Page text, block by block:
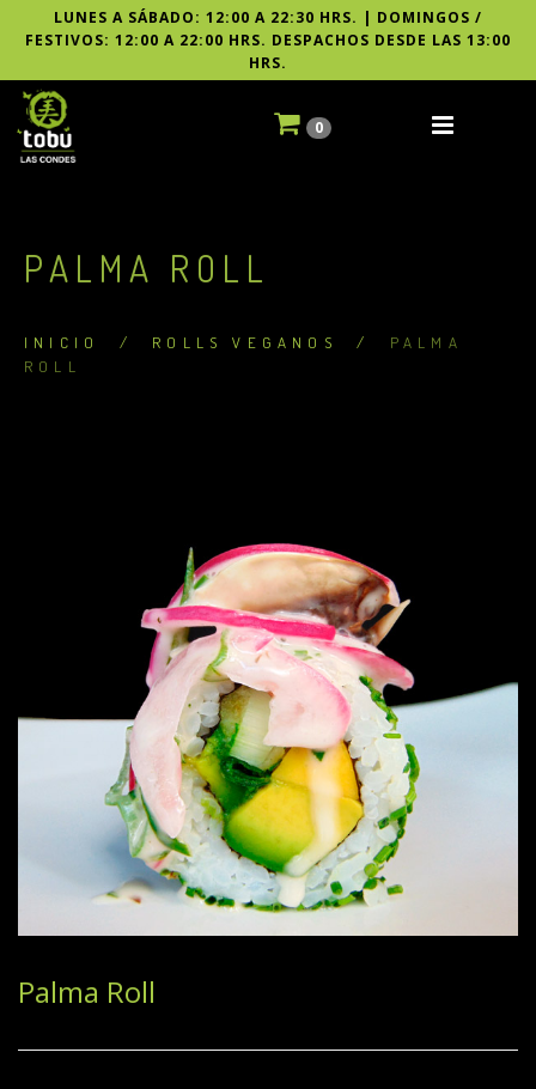
LUNES A SÁBADO: 12:00 A 22:30 HRS. | DOMINGOS /
FESTIVOS: 12:00 A 22:00 HRS. DESPACHOS DESDE LAS 13:00
HRS.
0
PALMA ROLL
INICIO / ROLLS VEGANOS / PALMA
ROLL
Palma Roll